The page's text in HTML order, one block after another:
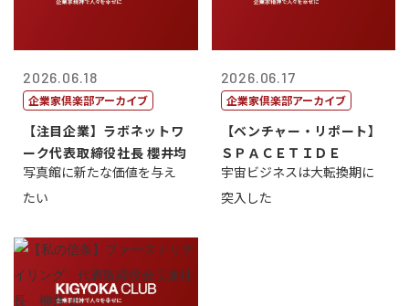
2026.06.18
企業家倶楽部アーカイブ
【注目企業】ラボネットワ
ーク代表取締役社長 櫻井均
写真館に新たな価値を与え
たい
2026.06.17
企業家倶楽部アーカイブ
【ベンチャー・リポート】
ＳＰＡＣＥＴＩＤＥ
宇宙ビジネスは大転換期に
突入した